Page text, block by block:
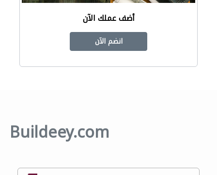
أضف عملك الآن
انضم الآن
Buildeey.com